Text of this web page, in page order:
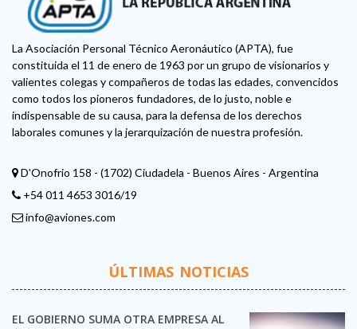
La Asociación Personal Técnico Aeronáutico (APTA), fue
constituida el 11 de enero de 1963 por un grupo de visionarios y
valientes colegas y compañeros de todas las edades, convencidos
como todos los pioneros fundadores, de lo justo, noble e
indispensable de su causa, para la defensa de los derechos
laborales comunes y la jerarquización de nuestra profesión.
D'Onofrio 158 - (1702) Ciudadela - Buenos Aires - Argentina
+54 011 4653 3016/19
info@aviones.com
ÚLTIMAS NOTICIAS
EL GOBIERNO SUMA OTRA EMPRESA AL